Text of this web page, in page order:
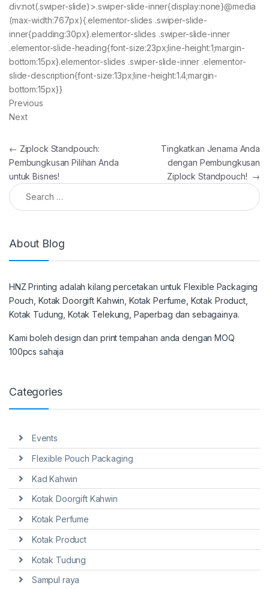
div:not(.swiper-slide)>.swiper-slide-inner{display:none}@media
(max-width:767px){.elementor-slides .swiper-slide-
inner{padding:30px}.elementor-slides .swiper-slide-inner
.elementor-slide-heading{font-size:23px;line-height:1;margin-
bottom:15px}.elementor-slides .swiper-slide-inner .elementor-
slide-description{font-size:13px;line-height:1.4;margin-
bottom:15px}}
Previous
Next
Post navigation
← Ziplock Standpouch:
Pembungkusan Pilihan Anda
untuk Bisnes!
Tingkatkan Jenama Anda
dengan Pembungkusan
Ziplock Standpouch! →
Search for:
About Blog
HNZ Printing adalah kilang percetakan untuk Flexible Packaging
Pouch, Kotak Doorgift Kahwin, Kotak Perfume, Kotak Product,
Kotak Tudung, Kotak Telekung, Paperbag dan sebagainya.
Kami boleh design dan print tempahan anda dengan MOQ
100pcs sahaja
Categories
Events
Flexible Pouch Packaging
Kad Kahwin
Kotak Doorgift Kahwin
Kotak Perfume
Kotak Product
Kotak Tudung
Sampul raya